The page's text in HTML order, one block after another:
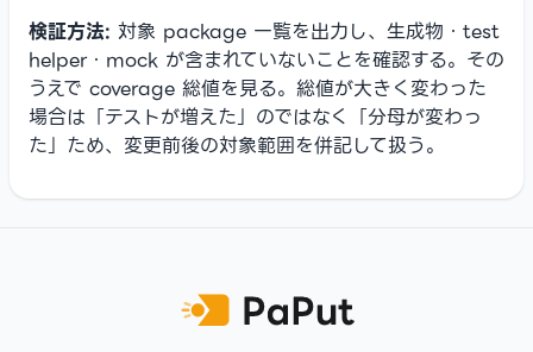
検証方法: 対象 package 一覧を出力し、生成物・test
helper・mock が含まれていないことを確認する。その
うえで coverage 総値を見る。総値が大きく変わった
場合は「テストが増えた」のではなく「分母が変わっ
た」ため、変更前後の対象範囲を併記して扱う。